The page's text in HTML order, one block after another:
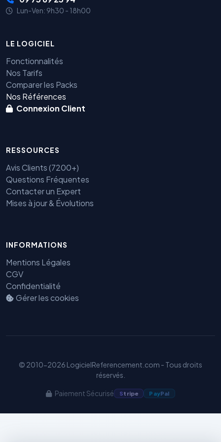
Lun-Ven: 9h30 - 18h00
LE LOGICIEL
Fonctionnalités
Nos Tarifs
Comparer les Packs
Nos Références
Connexion Client
RESSOURCES
Avis Clients (7200+)
Questions Fréquentes
Contacter un Expert
Mises à jour & Évolutions
INFORMATIONS
Mentions Légales
CGV
Confidentialité
Gérer les cookies
© 2010-2026 LogicielReferencement.com - Tous droits
réservés.
Paiement Sécurisé Stripe PayPal